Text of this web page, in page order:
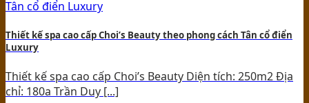
Thiết kế spa cao cấp Choi’s Beauty theo phong cách Tân cổ điển
Luxury
Thiết kế spa cao cấp Choi’s Beauty Diện tích: 250m2 Địa
chỉ: 180a Trần Duy [...]